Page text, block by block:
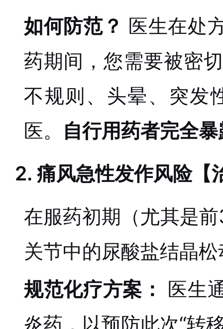
如何防范？ 医生在处
药期间，您需要被密
不规则、头晕、突发
医。
自行用药者完全
2. 痛风急性发作风险【
在服药初期（尤其是
关节中的尿酸盐结晶
规范化疗方案：
医生
炎药，以预防此次“转